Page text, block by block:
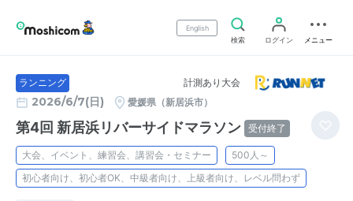
English
検索
ログイン メニュー
ランニング 計測あり大会
2026/6/7(日) 愛媛県（新居浜市）
第4回 新居浜リバーサイドマラソン 受付終了
大会、イベント、練習会、講習会・セミナー
500人～
初心者向け、初心者OK、中級者向け、上級者向け、レベル問わず